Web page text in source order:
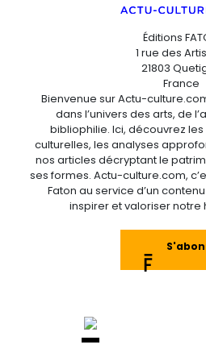
Éditions
1 rue des
21803
France
Bienvenue sur Actu-
dans l’univers des arts, de
bibliophilie. Ici, découvrez
culturelles, les analyses
nos articles décryptant le
ses formes. Actu-culture.com,
Faton au service d’un
inspirer et valoriser notre